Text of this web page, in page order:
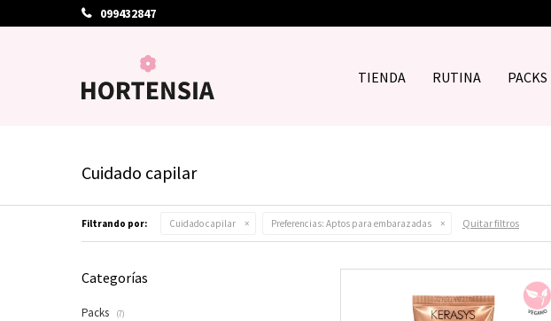
TIENDA RUTINA PACKS
099432847
Cuidado capilar
Filtrando por: Cuidado capilar Preferencias: Aptos para embarazadas Quitar filtros
Categorías
Packs (7)